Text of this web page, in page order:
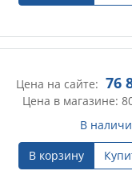
Цена на сайте: 76
Цена в магазине:
В
В корзину